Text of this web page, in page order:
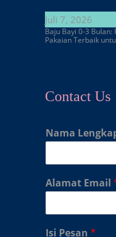
Juli 7, 2026
Baju Bayi 0-3
Pakaian Terbaik
Contact Us
Nama
Alamat Email
Isi Pesan *